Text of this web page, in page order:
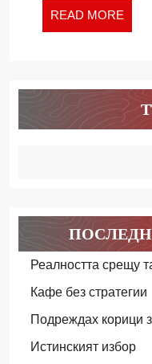
READ MORE
Реалността срещу
Кафе без стратегии
Подреждах корици
Истинският избор